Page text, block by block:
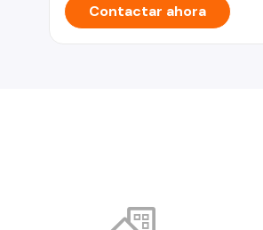
Contactar ahora